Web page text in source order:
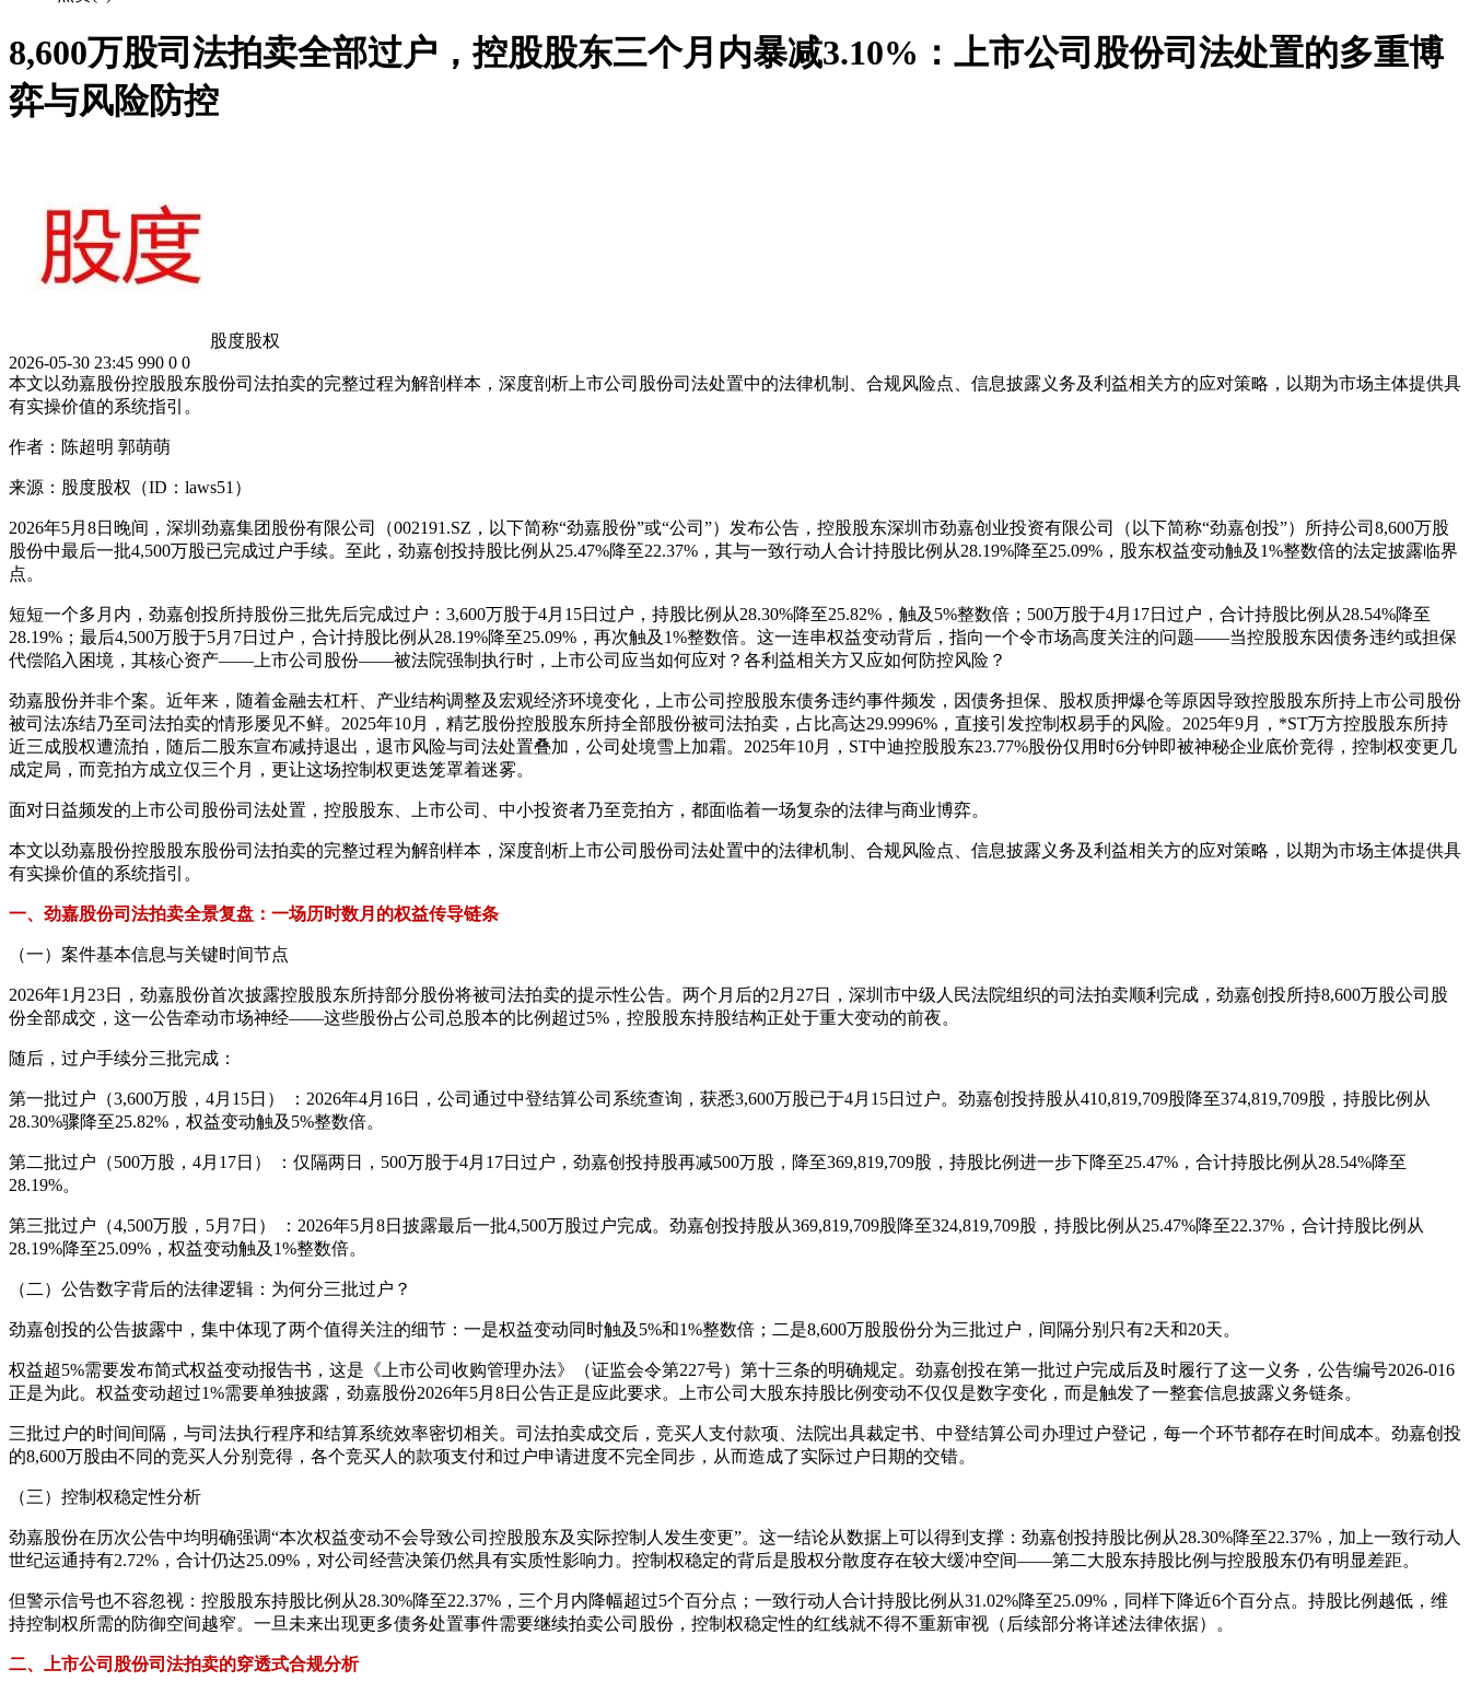
8,600万股司法拍卖全部过户，控股股东三个月内暴减3.10%：上市公司股份司法处置的多重博
弈与风险防控
股度股权
2026-05-30 23:45 990 0 0
本文以劲嘉股份控股股东股份司法拍卖的完整过程为解剖样本，深度剖析上市公司股份司法处置中的法律机制、合规风险点、信息披露义务及利益相关方的应对策略，以期为市场主体提供具
有实操价值的系统指引。
作者：陈超明 郭萌萌
来源：股度股权（ID：laws51）
2026年5月8日晚间，深圳劲嘉集团股份有限公司（002191.SZ，以下简称“劲嘉股份”或“公司”）发布公告，控股股东深圳市劲嘉创业投资有限公司（以下简称“劲嘉创投”）所持公司8,600万股
股份中最后一批4,500万股已完成过户手续。至此，劲嘉创投持股比例从25.47%降至22.37%，其与一致行动人合计持股比例从28.19%降至25.09%，股东权益变动触及1%整数倍的法定披露临界
点。
短短一个多月内，劲嘉创投所持股份三批先后完成过户：3,600万股于4月15日过户，持股比例从28.30%降至25.82%，触及5%整数倍；500万股于4月17日过户，合计持股比例从28.54%降至
28.19%；最后4,500万股于5月7日过户，合计持股比例从28.19%降至25.09%，再次触及1%整数倍。这一连串权益变动背后，指向一个令市场高度关注的问题——当控股股东因债务违约或担保
代偿陷入困境，其核心资产——上市公司股份——被法院强制执行时，上市公司应当如何应对？各利益相关方又应如何防控风险？
劲嘉股份并非个案。近年来，随着金融去杠杆、产业结构调整及宏观经济环境变化，上市公司控股股东债务违约事件频发，因债务担保、股权质押爆仓等原因导致控股股东所持上市公司股份
被司法冻结乃至司法拍卖的情形屡见不鲜。2025年10月，精艺股份控股股东所持全部股份被司法拍卖，占比高达29.9996%，直接引发控制权易手的风险。2025年9月，*ST万方控股股东所持
近三成股权遭流拍，随后二股东宣布减持退出，退市风险与司法处置叠加，公司处境雪上加霜。2025年10月，ST中迪控股股东23.77%股份仅用时6分钟即被神秘企业底价竞得，控制权变更几
成定局，而竞拍方成立仅三个月，更让这场控制权更迭笼罩着迷雾。
面对日益频发的上市公司股份司法处置，控股股东、上市公司、中小投资者乃至竞拍方，都面临着一场复杂的法律与商业博弈。
本文以劲嘉股份控股股东股份司法拍卖的完整过程为解剖样本，深度剖析上市公司股份司法处置中的法律机制、合规风险点、信息披露义务及利益相关方的应对策略，以期为市场主体提供具
有实操价值的系统指引。
一、劲嘉股份司法拍卖全景复盘：一场历时数月的权益传导链条
（一）案件基本信息与关键时间节点
2026年1月23日，劲嘉股份首次披露控股股东所持部分股份将被司法拍卖的提示性公告。两个月后的2月27日，深圳市中级人民法院组织的司法拍卖顺利完成，劲嘉创投所持8,600万股公司股
份全部成交，这一公告牵动市场神经——这些股份占公司总股本的比例超过5%，控股股东持股结构正处于重大变动的前夜。
随后，过户手续分三批完成：
第一批过户（3,600万股，4月15日） ：2026年4月16日，公司通过中登结算公司系统查询，获悉3,600万股已于4月15日过户。劲嘉创投持股从410,819,709股降至374,819,709股，持股比例从
28.30%骤降至25.82%，权益变动触及5%整数倍。
第二批过户（500万股，4月17日） ：仅隔两日，500万股于4月17日过户，劲嘉创投持股再减500万股，降至369,819,709股，持股比例进一步下降至25.47%，合计持股比例从28.54%降至
28.19%。
第三批过户（4,500万股，5月7日） ：2026年5月8日披露最后一批4,500万股过户完成。劲嘉创投持股从369,819,709股降至324,819,709股，持股比例从25.47%降至22.37%，合计持股比例从
28.19%降至25.09%，权益变动触及1%整数倍。
（二）公告数字背后的法律逻辑：为何分三批过户？
劲嘉创投的公告披露中，集中体现了两个值得关注的细节：一是权益变动同时触及5%和1%整数倍；二是8,600万股股份分为三批过户，间隔分别只有2天和20天。
权益超5%需要发布简式权益变动报告书，这是《上市公司收购管理办法》（证监会令第227号）第十三条的明确规定。劲嘉创投在第一批过户完成后及时履行了这一义务，公告编号2026-016
正是为此。权益变动超过1%需要单独披露，劲嘉股份2026年5月8日公告正是应此要求。上市公司大股东持股比例变动不仅仅是数字变化，而是触发了一整套信息披露义务链条。
三批过户的时间间隔，与司法执行程序和结算系统效率密切相关。司法拍卖成交后，竞买人支付款项、法院出具裁定书、中登结算公司办理过户登记，每一个环节都存在时间成本。劲嘉创投
的8,600万股由不同的竞买人分别竞得，各个竞买人的款项支付和过户申请进度不完全同步，从而造成了实际过户日期的交错。
（三）控制权稳定性分析
劲嘉股份在历次公告中均明确强调“本次权益变动不会导致公司控股股东及实际控制人发生变更”。这一结论从数据上可以得到支撑：劲嘉创投持股比例从28.30%降至22.37%，加上一致行动人
世纪运通持有2.72%，合计仍达25.09%，对公司经营决策仍然具有实质性影响力。控制权稳定的背后是股权分散度存在较大缓冲空间——第二大股东持股比例与控股股东仍有明显差距。
但警示信号也不容忽视：控股股东持股比例从28.30%降至22.37%，三个月内降幅超过5个百分点；一致行动人合计持股比例从31.02%降至25.09%，同样下降近6个百分点。持股比例越低，维
持控制权所需的防御空间越窄。一旦未来出现更多债务处置事件需要继续拍卖公司股份，控制权稳定性的红线就不得不重新审视（后续部分将详述法律依据）。
二、上市公司股份司法拍卖的穿透式合规分析